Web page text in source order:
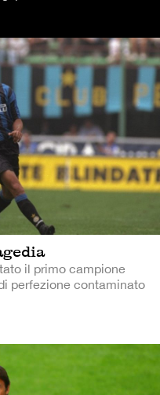
il primo campione
perfezione contaminato